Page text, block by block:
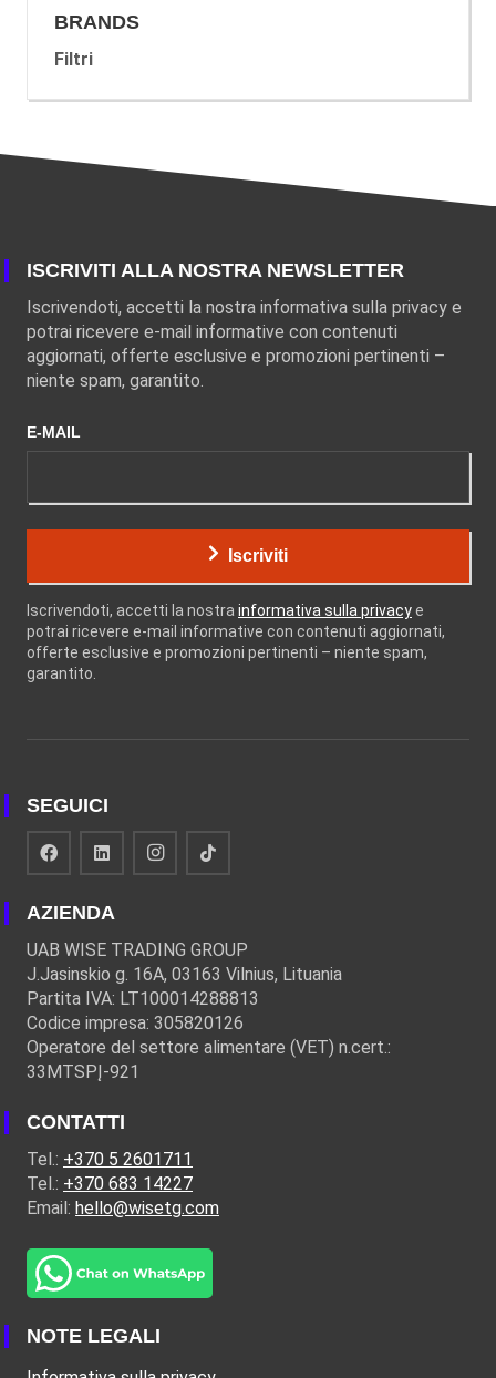
BRANDS
Filtri
ISCRIVITI ALLA NOSTRA NEWSLETTER
Iscrivendoti, accetti la nostra informativa sulla privacy e
potrai ricevere e-mail informative con contenuti
aggiornati, offerte esclusive e promozioni pertinenti –
niente spam, garantito.
E-MAIL
Iscriviti
Iscrivendoti, accetti la nostra informativa sulla privacye
potrai ricevere e-mail informative con contenuti aggiornati,
offerte esclusive e promozioni pertinenti – niente spam,
garantito.
SEGUICI
AZIENDA
UAB WISE TRADING GROUP
J.Jasinskio g. 16A, 03163 Vilnius, Lituania
Partita IVA: LT100014288813
Codice impresa: 305820126
Operatore del settore alimentare (VET) n.cert.:
33MTSPĮ-921
CONTATTI
Tel.: +370 5 2601711
Tel.: +370 683 14227
Email: hello@wisetg.com
NOTE LEGALI